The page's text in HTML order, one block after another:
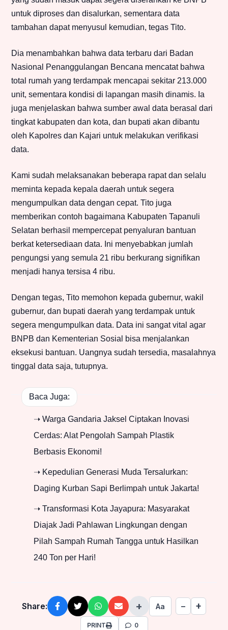
untuk diproses dan disalurkan, sementara data
tambahan dapat menyusul kemudian, tegas Tito.
Dia menambahkan bahwa data terbaru dari Badan
Nasional Penanggulangan Bencana mencatat bahwa
total rumah yang terdampak mencapai sekitar 213.000
unit, sementara kondisi di lapangan masih dinamis. Ia
juga menjelaskan bahwa sumber awal data berasal dari
tingkat kabupaten dan kota, dan bupati akan dibantu
oleh Kapolres dan Kajari untuk melakukan verifikasi
data.
Kami sudah melaksanakan beberapa rapat dan selalu
meminta kepada kepala daerah untuk segera
mengumpulkan data dengan cepat. Tito juga
memberikan contoh bagaimana Kabupaten Tapanuli
Selatan berhasil mempercepat penyaluran bantuan
berkat ketersediaan data. Ini menyebabkan jumlah
pengungsi yang semula 21 ribu berkurang signifikan
menjadi hanya tersisa 4 ribu.
Dengan tegas, Tito memohon kepada gubernur, wakil
gubernur, dan bupati daerah yang terdampak untuk
segera mengumpulkan data. Data ini sangat vital agar
BNPB dan Kementerian Sosial bisa menjalankan
eksekusi bantuan. Uangnya sudah tersedia, masalahnya
tinggal data saja, tutupnya.
Baca Juga:
➝ Warga Gandaria Jaksel Ciptakan Inovasi
Cerdas: Alat Pengolah Sampah Plastik
Berbasis Ekonomi!
➝ Kepedulian Generasi Muda Tersalurkan:
Daging Kurban Sapi Berlimpah untuk Jakarta!
➝ Transformasi Kota Jayapura: Masyarakat
Diajak Jadi Pahlawan Lingkungan dengan
Pilah Sampah Rumah Tangga untuk Hasilkan
240 Ton per Hari!
Share: + Aa − +
PRINT 0